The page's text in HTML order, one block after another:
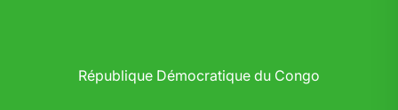
République Démocratique du Congo